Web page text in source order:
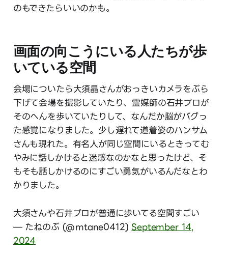
のもできたらいいのかも。
画面の向こうにいる人たちが歩
いている空間
会場についたら大須晶さんがおっきいカメラをぶら
下げて会場を撮影していたり、霊媒師の石井プロが
そのへんを歩いていたりして、なんだか脳がバグっ
た感覚になりました。少し遅れて道着姿のハンサム
さんも現れた。有名人が同じ空間にいるときってむ
やみに話しかけると迷惑なのかなと思ったけど、そ
もそも話しかけるのにすごい勇気がいるんだなとわ
かりました。
大須さんや石井プロが普通に歩いてる空間すごい
— たねのぶ (@mtane0412)September 14,
2024